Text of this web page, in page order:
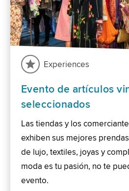
Experiences
Evento de artículos
seleccionados
Las tiendas y los
exhiben sus mejores
de lujo, textiles, joyas y
moda es tu pasión, no te
evento.